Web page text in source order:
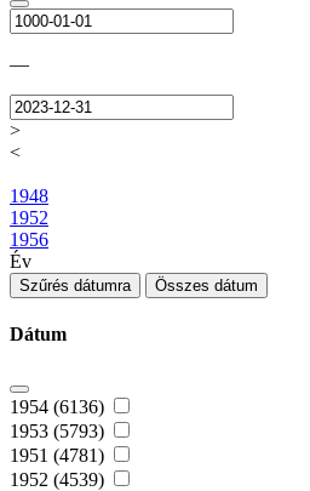
—
>
<
1948
1952
1956
Év
Szűrés dátumra Összes dátum
Dátum
1954 (6136)
1953 (5793)
1951 (4781)
1952 (4539)